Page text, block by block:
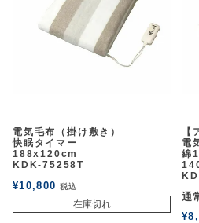
電気毛布（掛け敷き）
快眠タイマー
188x120cm
KDK-75258T
¥10,800 税込
在庫切れ
【
電
綿
通
¥